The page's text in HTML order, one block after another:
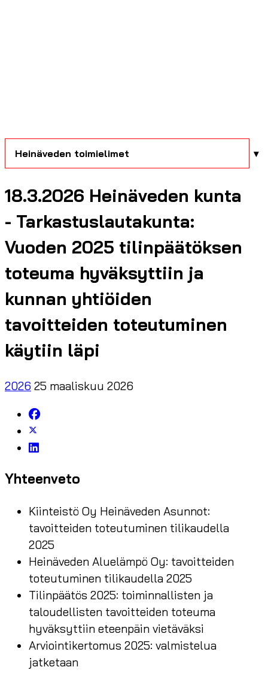
Heinäveden toimielimet
18.3.2026 Heinäveden kunta
- Tarkastuslautakunta:
Vuoden 2025 tilinpäätöksen
toteuma hyväksyttiin ja
kunnan yhtiöiden
tavoitteiden toteutuminen
käytiin läpi
2026 25 maaliskuu 2026
Yhteenveto
Kiinteistö Oy Heinäveden Asunnot:
tavoitteiden toteutuminen tilikaudella
2025
Heinäveden Aluelämpö Oy: tavoitteiden
toteutuminen tilikaudella 2025
Tilinpäätös 2025: toiminnallisten ja
taloudellisten tavoitteiden toteuma
hyväksyttiin eteenpäin vietäväksi
Arviointikertomus 2025: valmistelua
jatketaan